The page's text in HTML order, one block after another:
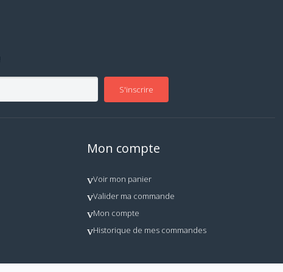
S'inscrire
Mon compte
Voir mon panier
Valider ma commande
Mon compte
Historique de mes commandes